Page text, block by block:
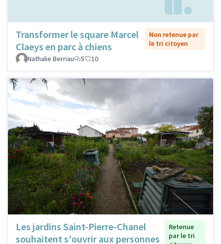
Transformer le square Marcel
Claeys en parc à chiens
Non retenue par
le tri citoyen
Nathalie Berriau
5 10
Les jardins Saint-Pierre-Chanel
souhaitent s'ouvrir aux personnes
Retenue
par le tri